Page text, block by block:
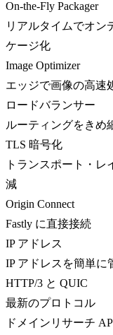
On-the-Fly Packager
リアルタイムでオン
ケージ化
Image Optimizer
エッジで画像の高速
ロードバランサー
ルーティングをきめ
TLS 暗号化
トランスポート・
減
Origin Connect
Fastly に直接接続
IP アドレス
IP アドレスを簡単に
HTTP/3 と QUIC
最新のプロトコル
ドメインリサーチ